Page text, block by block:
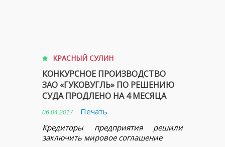
КРАСНЫЙ СУЛИН
КОНКУРСНОЕ ПРОИЗВОДСТВО
ЗАО «ГУКОВУГЛЬ» ПО РЕШЕНИЮ
СУДА ПРОДЛЕНО НА 4 МЕСЯЦА
06.04.2017
Печать
Кредиторы предприятия решили
заключить мировое соглашение